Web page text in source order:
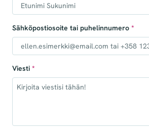
Sähköpostiosoite tai puhelinnumero *
Viesti *